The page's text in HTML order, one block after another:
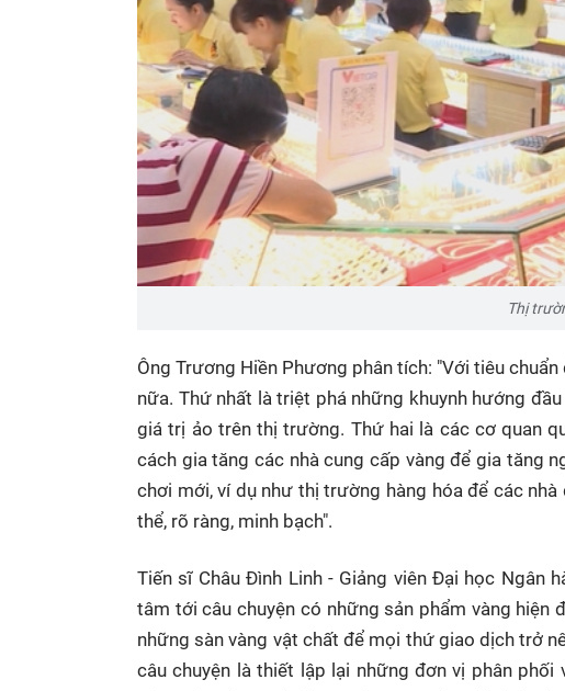
Thị
Ông Trương Hiền Phương phân tích: "Với tiêu
nữa. Thứ nhất là triệt phá những khuynh hướng
giá trị ảo trên thị trường. Thứ hai là các cơ quan
cách gia tăng các nhà cung cấp vàng để gia tăng
chơi mới, ví dụ như thị trường hàng hóa để các
thể, rõ ràng, minh bạch".
Tiến sĩ Châu Đình Linh - Giảng viên Đại học Ngân
tâm tới câu chuyện có những sản phẩm vàng hiện
những sàn vàng vật chất để mọi thứ giao dịch trở
câu chuyện là thiết lập lại những đơn vị phân